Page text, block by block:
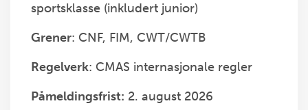
sportsklasse (inkludert junior)
Grener: CNF, FIM, CWT/CWTB
Regelverk: CMAS internasjonale regler
Påmeldingsfrist: 2. august 2026